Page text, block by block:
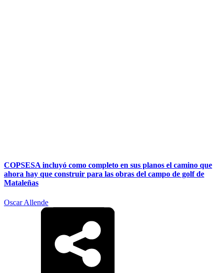
COPSESA incluyó como completo en sus planos el camino que
ahora hay que construir para las obras del campo de golf de
Mataleñas
Oscar Allende